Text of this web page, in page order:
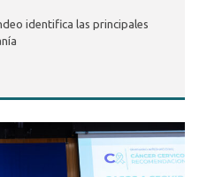
identifica las principales